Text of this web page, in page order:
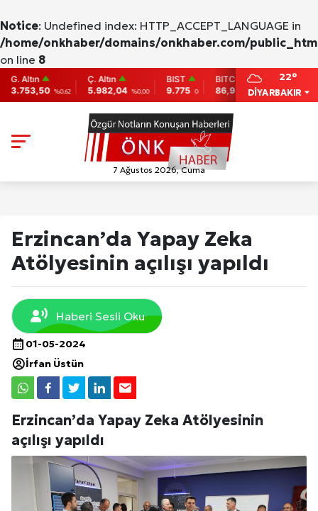
Notice: Undefined index: HTTP_ACCEPT_LANGUAGE in
/home/onkhaber/domains/onkhaber.com/
on line 8
%0,62
Ç. Altın
5.982,04 %0,00
BIST
9.775
0
BITCOIN
86,956.742
-0.31
2,007.26
DİYARBAKIR
22°
7 Ağustos 2026, Cuma
Erzincan’da Yapay Zeka
Atölyesinin açılışı yapıldı
Haberi Sesli Oku
01-05-2024
İrfan Üstün
Erzincan’da Yapay Zeka Atölyesinin
açılışı yapıldı